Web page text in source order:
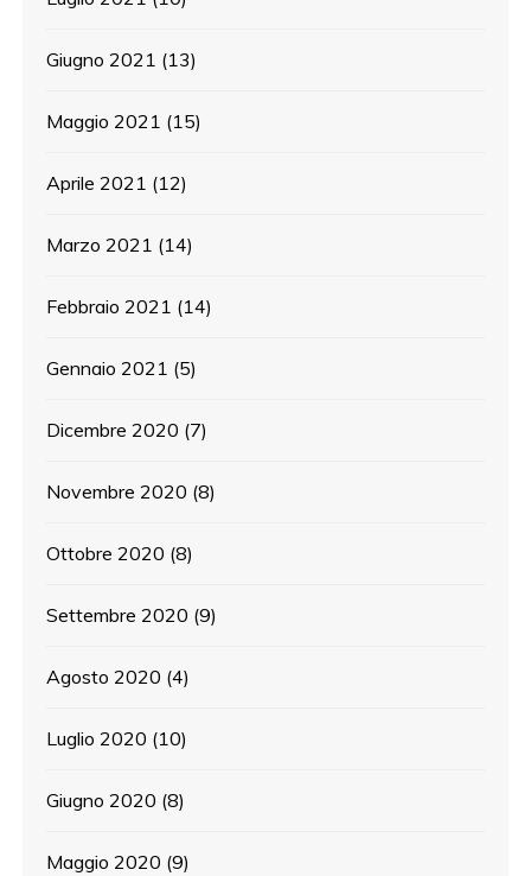
Giugno 2021 (13)
Maggio 2021 (15)
Aprile 2021 (12)
Marzo 2021 (14)
Febbraio 2021 (14)
Gennaio 2021 (5)
Dicembre 2020 (7)
Novembre 2020 (8)
Ottobre 2020 (8)
Settembre 2020 (9)
Agosto 2020 (4)
Luglio 2020 (10)
Giugno 2020 (8)
Maggio 2020 (9)